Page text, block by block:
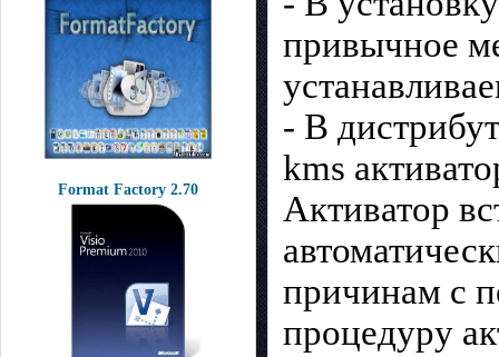
Format Factory 2.70
привычное
- В
kms
Активатор
причинам с
процедуру